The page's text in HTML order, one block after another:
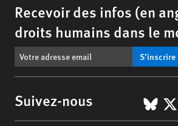
Recevoir des infos (en
droits humains dans le
S’inscrire
Suivez-nous X